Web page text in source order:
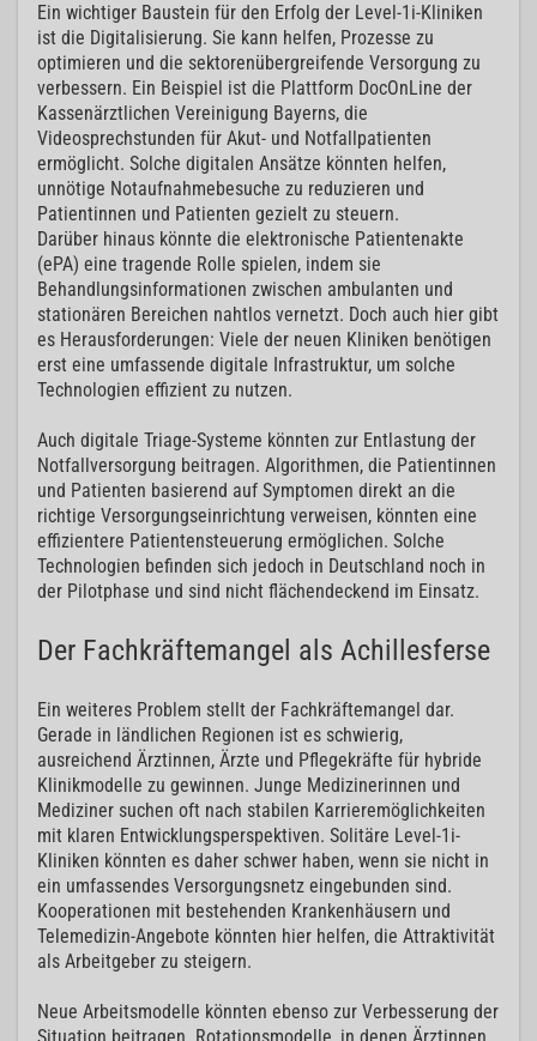
Ein wichtiger Baustein für den Erfolg der Level-1i-Kliniken
ist die Digitalisierung. Sie kann helfen, Prozesse zu
optimieren und die sektorenübergreifende Versorgung zu
verbessern. Ein Beispiel ist die Plattform DocOnLine der
Kassenärztlichen Vereinigung Bayerns, die
Videosprechstunden für Akut- und Notfallpatienten
ermöglicht. Solche digitalen Ansätze könnten helfen,
unnötige Notaufnahmebesuche zu reduzieren und
Patientinnen und Patienten gezielt zu steuern.
Darüber hinaus könnte die elektronische Patientenakte
(ePA) eine tragende Rolle spielen, indem sie
Behandlungsinformationen zwischen ambulanten und
stationären Bereichen nahtlos vernetzt. Doch auch hier gibt
es Herausforderungen: Viele der neuen Kliniken benötigen
erst eine umfassende digitale Infrastruktur, um solche
Technologien effizient zu nutzen.
Auch digitale Triage-Systeme könnten zur Entlastung der
Notfallversorgung beitragen. Algorithmen, die Patientinnen
und Patienten basierend auf Symptomen direkt an die
richtige Versorgungseinrichtung verweisen, könnten eine
effizientere Patientensteuerung ermöglichen. Solche
Technologien befinden sich jedoch in Deutschland noch in
der Pilotphase und sind nicht flächendeckend im Einsatz.
Der Fachkräftemangel als Achillesferse
Ein weiteres Problem stellt der Fachkräftemangel dar.
Gerade in ländlichen Regionen ist es schwierig,
ausreichend Ärztinnen, Ärzte und Pflegekräfte für hybride
Klinikmodelle zu gewinnen. Junge Medizinerinnen und
Mediziner suchen oft nach stabilen Karrieremöglichkeiten
mit klaren Entwicklungsperspektiven. Solitäre Level-1i-
Kliniken könnten es daher schwer haben, wenn sie nicht in
ein umfassendes Versorgungsnetz eingebunden sind.
Kooperationen mit bestehenden Krankenhäusern und
Telemedizin-Angebote könnten hier helfen, die Attraktivität
als Arbeitgeber zu steigern.
Neue Arbeitsmodelle könnten ebenso zur Verbesserung der